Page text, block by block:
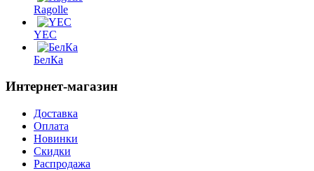
Ragolle
YEC
БелКа
Интернет-магазин
Доставка
Оплата
Новинки
Скидки
Распродажа